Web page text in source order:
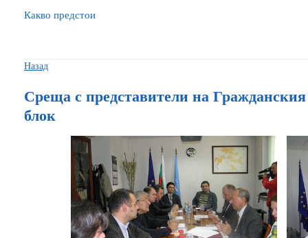
Какво предстои
Назад
Среща с представители на
блок